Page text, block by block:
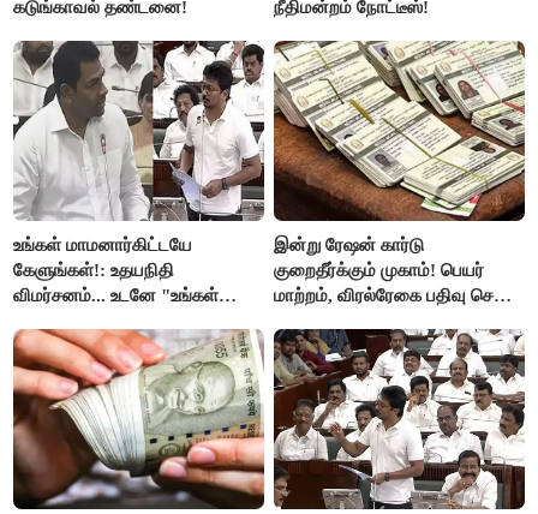
கடுங்காவல் தண்டனை!
நீதிமன்றம் நோட்டீஸ்!
உங்கள் மாமனார்கிட்டயே
கேளுங்கள்!: உதயநிதி
விமர்சனம்... உடனே "உங்கள்
ஆதவ் அர்ஜுனா பதிலடி!
இன்று ரேஷன் கார்டு
குறைதீர்க்கும் முகாம்! பெயர்
மாற்றம், விரல்ரேகை பதிவு செய்ய